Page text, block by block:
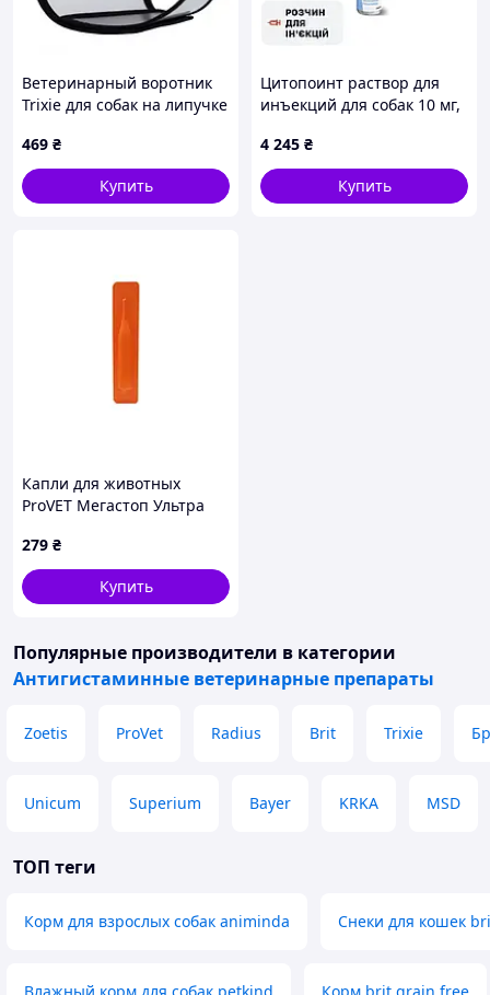
его эффективность.
Производитель
ЗоЭтис (Zoetis) (ранее - Пфайзер Энимал
Хелс (Pfizer Animal Health))
Ветеринарный воротник
Trixie для собак на липучке
см (19515)
469 ₴
Купить
Цитопоинт раствор для
инъекций для собак 10 мг,
4 245 ₴
Купить
Капли для животных
ProVET Мегастоп Ультра
хорьков 4/0.4 мл
(инсектоакарицид
антигельминтик)
279 ₴
Купить
Популярные производители в категории
Антигистаминные ветеринарные препараты
Zoetis ProVet Radius Brit Trixie
Unicum Superium Bayer KRKA MSD
ТОП теги
Корм для взрослых собак animinda Снеки для кошек